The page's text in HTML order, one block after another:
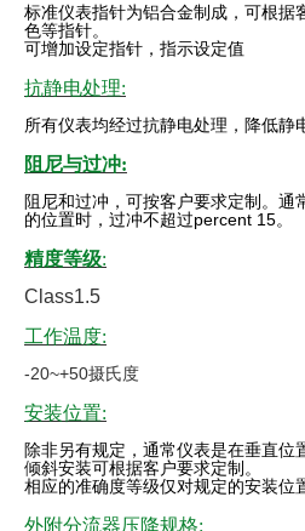
标准仪表指针为铝合金制成，可根据
色等指针。
可增加设定指针，指示设定值
抗静电处理:
所有仪表均经过抗静电处理，降低静
阻尼与过冲:
阻尼和过冲，可按客户要求定制。通
的位置时，过冲不超过percent 15。
精度等级:
Class1.5
工作温度:
-20~+50摄氏度
安装位置:
除非另有规定，通常仪表是在垂直位
倾斜安装可根据客户要求定制。
相应的准确度等级仅对规定的安装位
外附分流器压降规格: